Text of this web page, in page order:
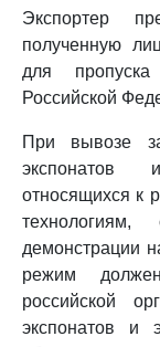
Экспортер
полученную
для
Российской
При вывозе
экспонатов
относящихся к
демонстрации
режим должен
российской
экспонатов и